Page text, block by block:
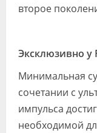
второе
Эксклюзивно у
Минимальная
сочетании с
импульса
необходимой